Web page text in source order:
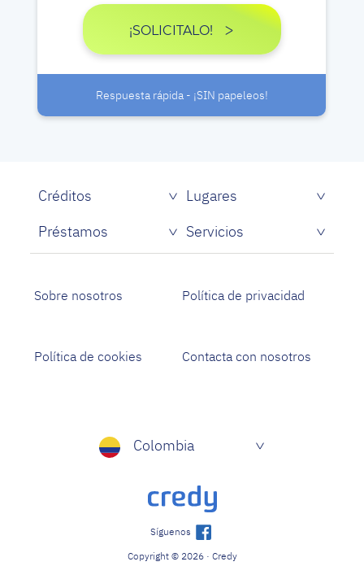
¡SOLICITALO!
Respuesta rápida - ¡SIN papeleos!
Créditos
Lugares
Préstamos
Servicios
Sobre nosotros Política de privacidad
Política de cookies Contacta con nosotros
Colombia
Síguenos
Copyright © 2026 · Credy